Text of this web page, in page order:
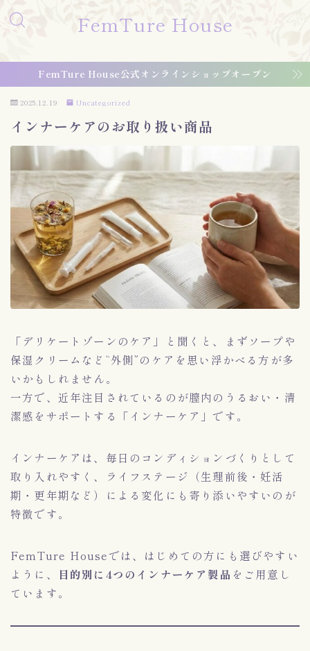
FemTure House
FemTure House公式オンラインショップオープン
2025.12.19 Uncategorized
インナーケアのお取り扱い商品
「デリケートゾーンのケア」と聞くと、まずソープや
保湿クリームなど“外側”のケアを思い浮かべる方が多
いかもしれません。
一方で、近年注目されているのが膣内のうるおい・清
潔感をサポートする「インナーケア」です。
インナーケアは、毎日のコンディションづくりとして
取り入れやすく、ライフステージ（生理前後・妊活
期・更年期など）による変化にも寄り添いやすいのが
特徴です。
FemTure Houseでは、はじめての方にも選びやすい
ように、
目的別に4つのインナーケア製品 をご用意し
ています。